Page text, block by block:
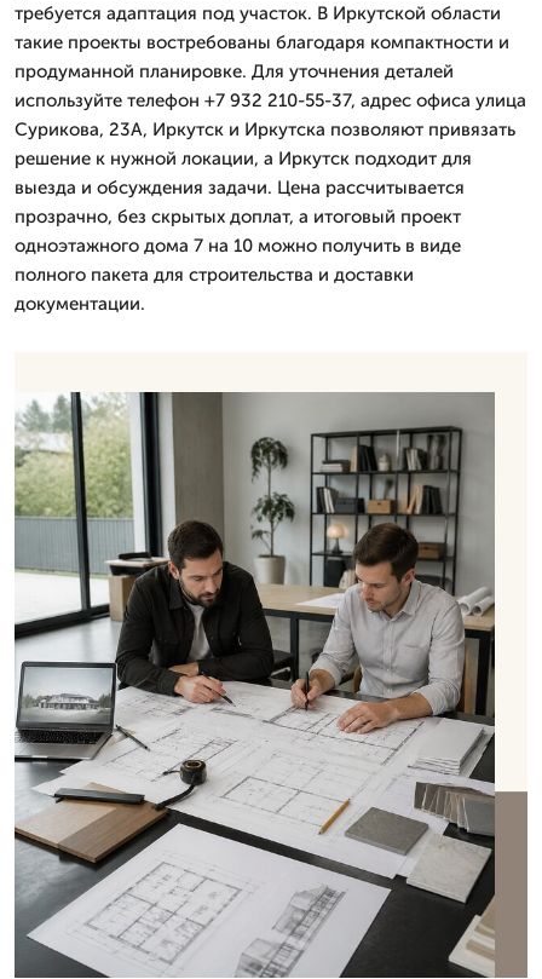
требуется адаптация под участок. В Иркутской области
такие проекты востребованы благодаря компактности и
продуманной планировке. Для уточнения деталей
используйте телефон +7 932 210-55-37, адрес офиса улица
Сурикова, 23А, Иркутск и Иркутска позволяют привязать
решение к нужной локации, а Иркутск подходит для
выезда и обсуждения задачи. Цена рассчитывается
прозрачно, без скрытых доплат, а итоговый проект
одноэтажного дома 7 на 10 можно получить в виде
полного пакета для строительства и доставки
документации.